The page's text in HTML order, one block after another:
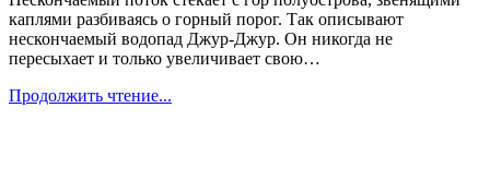
каплями разбиваясь о горный порог. Так описывают
нескончаемый водопад Джур-Джур. Он никогда не
пересыхает и только увеличивает свою…
Продолжить чтение...